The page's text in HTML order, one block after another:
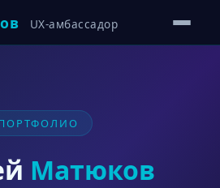
UX-амбассадор
Матюков